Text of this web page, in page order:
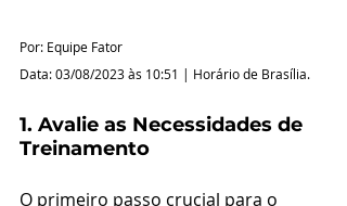
Por: Equipe Fator
Data: 03/08/2023 às 10:51 | Horário de Brasília.
1. Avalie as Necessidades de
Treinamento
O primeiro passo crucial para o